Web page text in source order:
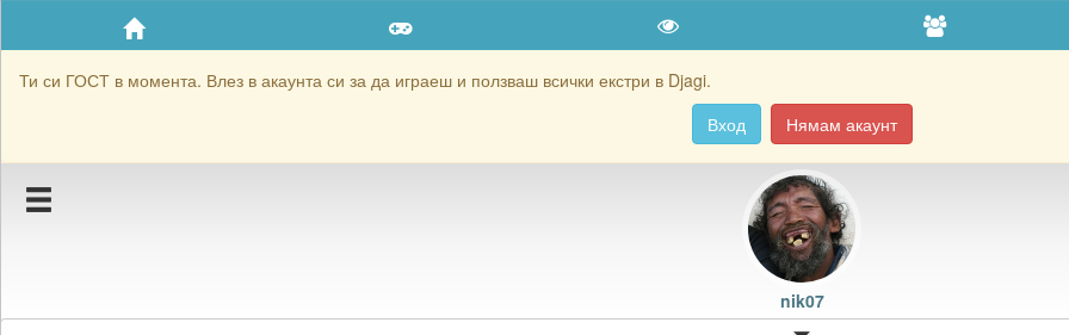
Ти си ГОСТ в момента. Влез в акаунта си за да играеш и ползваш всички екстри в Djagi.
Вход
Нямам акаунт
Приятели
Хронология на игри
Блокирай nik07
nik07